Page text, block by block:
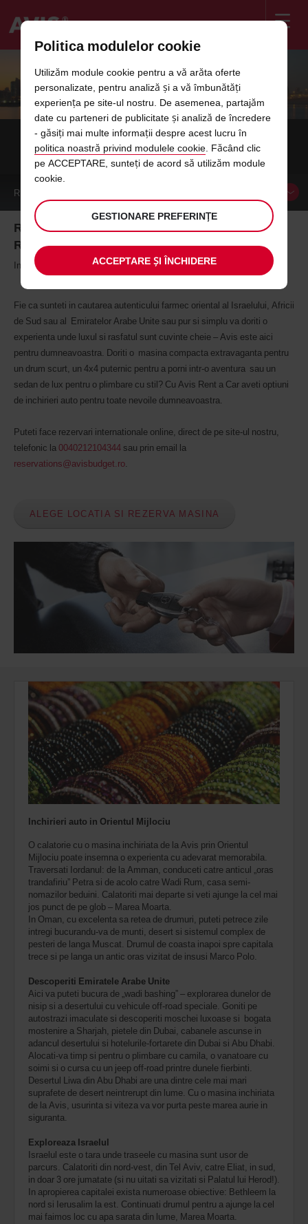
INCHIRIERI AUTO IN ISRAEL, AFRICA DE
SUD, EMIRATELE ARABE UNITE
... si multe alte destinatii in intreaga lume
REZERVA
Rezervari internationale - simplu si eficient cu Avis
Romania
Inchiriati o masina in Israel, Africa de Sud sau Emiratele Arabe Unite
Fie ca sunteti in cautarea autenticului farmec oriental al Israelului, Africii
de Sud sau al Emiratelor Arabe Unite sau pur si simplu va doriti o
experienta unde luxul si rasfatul sunt cuvinte cheie – Avis este aici
pentru dumneavoastra. Doriti o masina compacta extravaganta pentru
un drum scurt, un 4x4 puternic pentru a porni intr-o aventura sau un
sedan de lux pentru o plimbare cu stil? Cu Avis Rent a Car aveti optiuni
de inchirieri auto pentru toate nevoile dumneavoastra.
Puteti face rezervari internationale online, direct de pe site-ul nostru,
telefonic la0040212104344 sau prin email la
reservations@avisbudget.ro.
ALEGE LOCATIA SI REZERVA MASINA
Inchirieri auto in Orientul Mijlociu
O calatorie cu o masina inchiriata de la Avis prin Orientul
Mijlociu poate insemna o experienta cu adevarat memorabila.
Traversati Iordanul: de la Amman, conduceti catre anticul „oras
trandafiriu” Petra si de acolo catre Wadi Rum, casa semi-
nomazilor beduini. Calatoriti mai departe si veti ajunge la cel mai
jos punct de pe glob – Marea Moarta.
In Oman, cu excelenta sa retea de drumuri, puteti petrece zile
intregi bucurandu-va de munti, desert si sistemul complex de
pesteri de langa Muscat. Drumul de coasta inapoi spre capitala
trece si pe langa un antic oras vizitat de insusi Marco Polo.
Descoperiti Emiratele Arabe Unite
Aici va puteti bucura de „wadi bashing” – explorarea dunelor de
nisip si a desertului cu vehicule off-road speciale. Goniti pe
autostrazi imaculate si descoperiti moschei luxoase si bogata
mostenire a Sharjah, pietele din Dubai, cabanele ascunse in
adancul desertului si hotelurile-fortarete din Dubai si Abu Dhabi.
Alocati-va timp si pentru o plimbare cu camila, o vanatoare cu
soimi si o cursa cu un jeep off-road printre dunele fierbinti.
Desertul Liwa din Abu Dhabi are una dintre cele mai mari
suprafete de desert neintrerupt din lume. Cu o masina inchiriata
de la Avis, usurinta si viteza va vor purta peste marea aurie in
siguranta.
Exploreaza Israelul
Israelul este o tara unde traseele cu masina sunt usor de
parcurs. Calatoriti din nord-vest, din Tel Aviv, catre Eliat, in sud,
in doar 3 ore jumatate (si nu uitati sa vizitati si Palatul lui Herod!).
In apropierea capitalei exista numeroase obiective: Bethleem la
nord si Ierusalim la est. Continuati drumul pentru a ajunge la cel
mai faimos loc cu apa sarata din lume, Marea Moarta.
Politica modulelor cookie
Utilizăm module cookie pentru a vă arăta oferte
personalizate, pentru analiză și a vă îmbunătăți
experiența pe site-ul nostru. De asemenea, partajăm
date cu parteneri de publicitate și analiză de încredere
- găsiți mai multe informații despre acest lucru în
politica noastră privind modulele cookie. Făcând clic
pe ACCEPTARE, sunteți de acord să utilizăm module
cookie.
GESTIONARE PREFERINȚE
ACCEPTARE ȘI ÎNCHIDERE